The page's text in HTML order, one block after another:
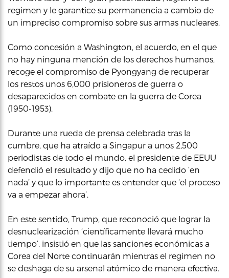
regimen y le garantice su permanencia a cambio de
un impreciso compromiso sobre sus armas nucleares.
Como concesión a Washington, el acuerdo, en el que
no hay ninguna mención de los derechos humanos,
recoge el compromiso de Pyongyang de recuperar
los restos unos 6,000 prisioneros de guerra o
desaparecidos en combate en la guerra de Corea
(1950-1953).
Durante una rueda de prensa celebrada tras la
cumbre, que ha atraído a Singapur a unos 2,500
periodistas de todo el mundo, el presidente de EEUU
defendió el resultado y dijo que no ha cedido ‘en
nada’ y que lo importante es entender que ‘el proceso
va a empezar ahora’.
En este sentido, Trump, que reconoció que lograr la
desnuclearización ‘científicamente llevará mucho
tiempo’, insistió en que las sanciones económicas a
Corea del Norte continuarán mientras el regimen no
se deshaga de su arsenal atómico de manera efectiva.